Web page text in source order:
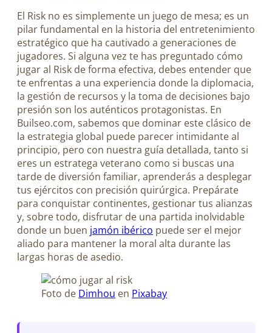
El Risk no es simplemente un juego de mesa; es un
pilar fundamental en la historia del entretenimiento
estratégico que ha cautivado a generaciones de
jugadores. Si alguna vez te has preguntado cómo
jugar al Risk de forma efectiva, debes entender que
te enfrentas a una experiencia donde la diplomacia,
la gestión de recursos y la toma de decisiones bajo
presión son los auténticos protagonistas. En
Builseo.com, sabemos que dominar este clásico de
la estrategia global puede parecer intimidante al
principio, pero con nuestra guía detallada, tanto si
eres un estratega veterano como si buscas una
tarde de diversión familiar, aprenderás a desplegar
tus ejércitos con precisión quirúrgica. Prepárate
para conquistar continentes, gestionar tus alianzas
y, sobre todo, disfrutar de una partida inolvidable
donde un buen jamón ibérico puede ser el mejor
aliado para mantener la moral alta durante las
largas horas de asedio.
Foto de Dimhou en Pixabay